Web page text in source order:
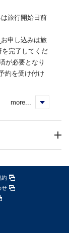
旅行開始日前
申し込みは旅
完了してくだ
が必要となり
約を受け付け
more...
約
せ